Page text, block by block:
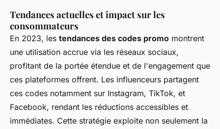
Tendances actuelles et impact sur les
consommateurs
En 2023, les tendances des codes promo montrent
une utilisation accrue via les réseaux sociaux,
profitant de la portée étendue et de l'engagement que
ces plateformes offrent. Les influenceurs partagent
ces codes notamment sur Instagram, TikTok, et
Facebook, rendant les réductions accessibles et
immédiates. Cette stratégie exploite non seulement la